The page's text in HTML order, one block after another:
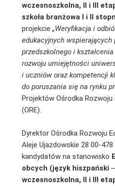
wczesnoszkolna, II i III
szkoła branżowa I i II
projekcie „Weryfikacja i
edukacyjnych
przedszkolnego i
rozwoju umiejętności
i uczniów oraz kompetencji
do poruszania się na rynku
Projektów Ośrodka Rozwoju
(ORE).
Dyrektor Ośrodka Rozwoju
Aleje Ujazdowskie 28 00-
kandydatów na stanowisko
obcych (język hiszpański
wczesnoszkolna, II i III